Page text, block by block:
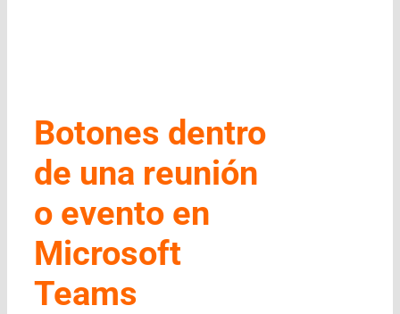
Botones dentro
de una reunión
o evento en
Microsoft
Teams